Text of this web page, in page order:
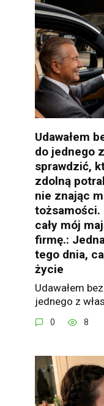
Udawałem
do jednego
sprawdzić,
zdolną
nie znając
tożsamości.
cały mój
firmę.:
tego dnia,
życie
Udawałem
jednego z
0 8